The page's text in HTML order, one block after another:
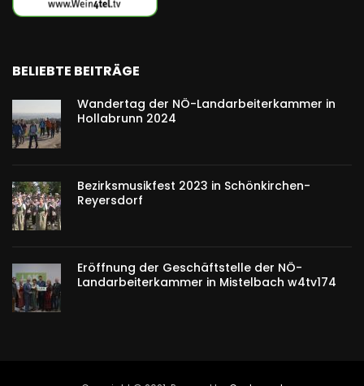
BELIEBTE BEITRÄGE
Wandertag der NÖ-Landarbeiterkammer in
Hollabrunn 2024
Bezirksmusikfest 2023 in Schönkirchen-
Reyersdorf
Eröffnung der Geschäftstelle der NÖ-
Landarbeiterkammer in Mistelbach w4tv174